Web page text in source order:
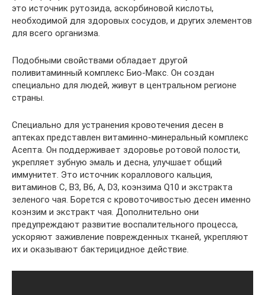
это источник рутозида, аскорбиновой кислоты,
необходимой для здоровых сосудов, и других элементов
для всего организма.
Подобными свойствами обладает другой
поливитаминный комплекс Био-Макс. Он создан
специально для людей, живут в центральном регионе
страны.
Специально для устранения кровотечения десен в
аптеках представлен витаминно-минеральный комплекс
Асепта. Он поддерживает здоровье ротовой полости,
укрепляет зубную эмаль и десна, улучшает общий
иммунитет. Это источник кораллового кальция,
витаминов C, B3, B6, A, D3, коэнзима Q10 и экстракта
зеленого чая. Борется с кровоточивостью десен именно
коэнзим и экстракт чая. Дополнительно они
предупреждают развитие воспалительного процесса,
ускоряют заживление поврежденных тканей, укрепляют
их и оказывают бактерицидное действие.